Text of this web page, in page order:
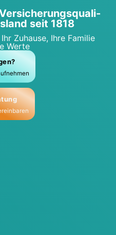
seit 1818
Zuhau­se, Ihre Fami­lie
Wer­te